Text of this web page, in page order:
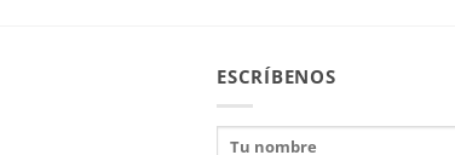
ESCRÍBENOS